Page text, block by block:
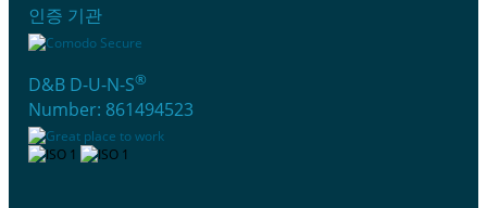
인증 기관
D&B D-U-N-S®
Number: 861494523